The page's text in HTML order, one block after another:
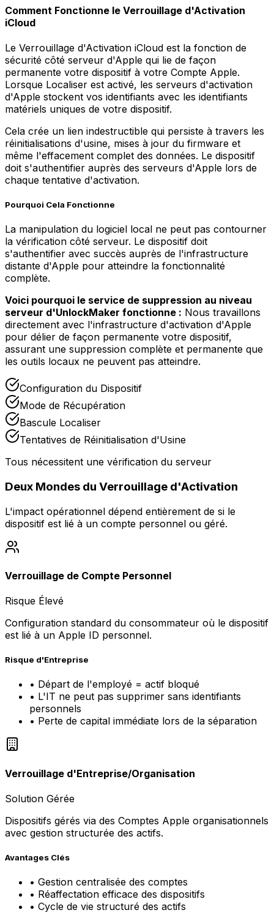
Comment Fonctionne le Verrouillage d'Activation
iCloud
Le Verrouillage d'Activation iCloud est la fonction de
sécurité côté serveur d'Apple qui lie de façon
permanente votre dispositif à votre Compte Apple.
Lorsque Localiser est activé, les serveurs d'activation
d'Apple stockent vos identifiants avec les identifiants
matériels uniques de votre dispositif.
Cela crée un lien indestructible qui persiste à travers les
réinitialisations d'usine, mises à jour du firmware et
même l'effacement complet des données. Le dispositif
doit s'authentifier auprès des serveurs d'Apple lors de
chaque tentative d'activation.
Pourquoi Cela Fonctionne
La manipulation du logiciel local ne peut pas contourner
la vérification côté serveur. Le dispositif doit
s'authentifier avec succès auprès de l'infrastructure
distante d'Apple pour atteindre la fonctionnalité
complète.
Voici pourquoi le service de suppression au niveau
serveur d'UnlockMaker fonctionne : Nous travaillons
directement avec l'infrastructure d'activation d'Apple
pour délier de façon permanente votre dispositif,
assurant une suppression complète et permanente que
les outils locaux ne peuvent pas atteindre.
Configuration du Dispositif
Mode de Récupération
Bascule Localiser
Tentatives de Réinitialisation d'Usine
Tous nécessitent une vérification du serveur
Deux Mondes du Verrouillage d'Activation
L'impact opérationnel dépend entièrement de si le
dispositif est lié à un compte personnel ou géré.
Verrouillage de Compte Personnel
Risque Élevé
Configuration standard du consommateur où le dispositif
est lié à un Apple ID personnel.
Risque d'Entreprise
• Départ de l'employé = actif bloqué
• L'IT ne peut pas supprimer sans identifiants
personnels
• Perte de capital immédiate lors de la séparation
Verrouillage d'Entreprise/Organisation
Solution Gérée
Dispositifs gérés via des Comptes Apple organisationnels
avec gestion structurée des actifs.
Avantages Clés
• Gestion centralisée des comptes
• Réaffectation efficace des dispositifs
• Cycle de vie structuré des actifs